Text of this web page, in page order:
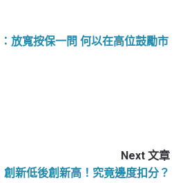
放寬按保一問 何以在高位鼓勵市
Next 文章
創新低後創新高！究竟邊度扣分？